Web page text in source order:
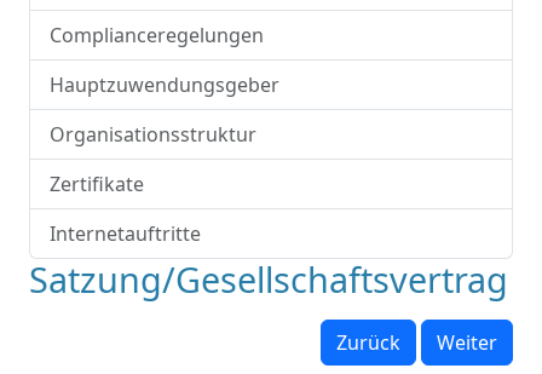
Complianceregelungen
Hauptzuwendungsgeber
Organisationsstruktur
Zertifikate
Internetauftritte
Satzung/Gesellschaftsvertrag
Zurück Weiter